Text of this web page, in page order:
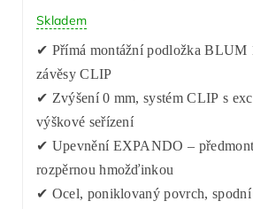
Skladem
✔ Přímá montážní podložka BLUM
závěsy CLIP
✔ Zvýšení 0 mm, systém CLIP s
výškové seřízení
✔ Upevnění EXPANDO –
rozpěrnou hmožďinkou
✔ Ocel, poniklovaný povrch, spodní